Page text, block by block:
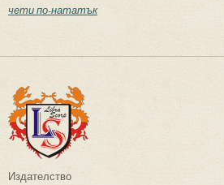
чети по-нататък
Издателство